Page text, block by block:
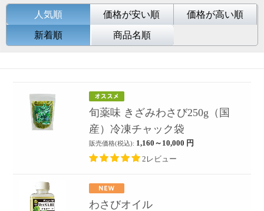
人気順 価格が安い順 価格が高い順
新着順 商品名順
旬薬味 きざみわさび250g（国
産）冷凍チャック袋
販売価格(税込): 1,160～10,000 円
2レビュー
わさびオイル